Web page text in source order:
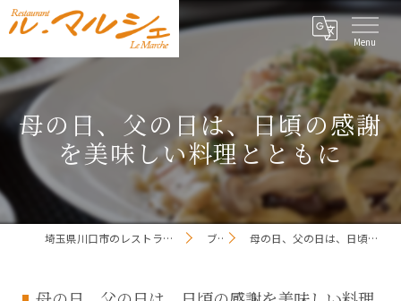
母の日、父の日は、日頃の感謝
を美味しい料理とともに
埼玉県川口市のレストランならレストラン ル・マルシェ ブログ 母の日、父の日は、日頃の感謝を美味しい料理とともに